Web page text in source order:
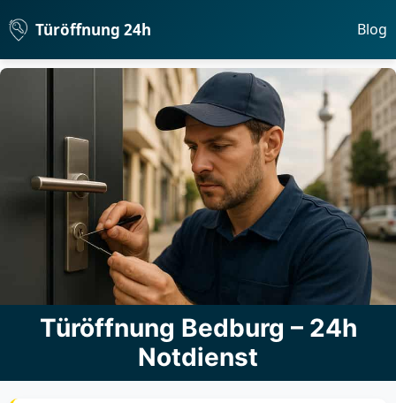
Türöffnung 24h Blog
Türöffnung Bedburg – 24h
Notdienst